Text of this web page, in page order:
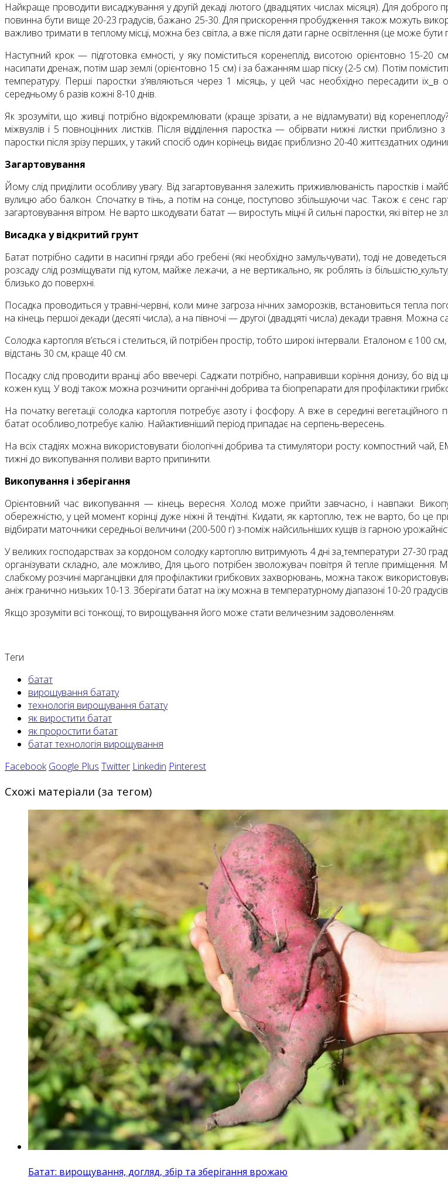
Найкраще проводити висаджування у другій декаді лютого (двадцятих числах місяця). Для
повинна бути вище 20-23 градусів, бажано 25-30. Для прискорення пробудження також можуть
важливо тримати в теплому місці, можна без світла, а вже після дати гарне освітлення (це може бути
Наступний крок — підготовка ємності, у яку поміститься коренеплід, висотою орієнтовно
насипати дренаж, потім шар землі (орієнтовно 15 см) і за бажанням шар піску (2-5 см). Потім
температуру. Перші паростки з’являються через 1 місяць, у цей час необхідно пересадити їх в
середньому 6 разів кожні 8-10 днів.
Як зрозуміти, що живці потрібно відокремлювати (краще зрізати, а не відламувати) від
міжвузлів і 5 повноцінних листків. Після відділення паростка — обірвати нижні листки
паростки після зрізу перших, у такий спосіб один корінець видає приблизно 20-40 життєздатних
Загартовування
Йому слід приділити особливу увагу. Від загартовування залежить приживлюваність паростків і
вулицю або балкон. Спочатку в тінь, а потім на сонце, поступово збільшуючи час. Також є сенс
загартовування вітром. Не варто шкодувати батат — виростуть міцні й сильні паростки, які вітер не
Висадка у відкритий грунт
Батат потрібно садити в насипні гряди або гребені (які необхідно замульчувати), тоді не
розсаду слід розміщувати під кутом, майже лежачи, а не вертикально, як роблять із більшістю
близько до поверхні.
Посадка проводиться у травні-червні, коли мине загроза нічних заморозків, встановиться тепла
на кінець першої декади (десяті числа), а на півночі — другої (двадцяті числа) декади травня.
Солодка картопля в’ється і стелиться, їй потрібен простір, тобто широкі інтервали. Еталоном є
відстань 30 см, краще 40 см.
Посадку слід проводити вранці або ввечері. Саджати потрібно, направивши коріння донизу, бо
кожен кущ. У воді також можна розчинити органічні добрива та біопрепарати для профілактики
На початку вегетації солодка картопля потребує азоту і фосфору. А вже в середині
батат особливо потребує калію. Найактивніший період припадає на серпень-вересень.
На всіх стадіях можна використовувати біологічні добрива та стимулятори росту: компостний чай,
тижні до викопування поливи варто припинити.
Викопування і зберігання
Орієнтовний час викопування — кінець вересня. Холод може прийти завчасно, і навпаки.
обережністю, у цей момент корінці дуже ніжні й тендітні. Кидати, як картоплю, теж не варто, бо це
відбирати маточники середньої величини (200-500 г) з-поміж найсильніших кущів із гарною
У великих господарствах за кордоном солодку картоплю витримують 4 дні за температури 27-30
організувати складно, але можливо. Для цього потрібен зволожувач повітря й тепле приміщення.
слабкому розчині марганцівки для профілактики грибкових захворювань, можна також
аніж гранично низьких 10-13. Зберігати батат на їжу можна в температурному діапазоні 10-20
Якщо зрозуміти всі тонкощі, то вирощування його може стати величезним задоволенням.
Теги
батат
вирощування батату
технологія вирощування батату
як виростити батат
як проростити батат
батат технологія вирощування
Facebook Google Plus Twitter Linkedin Pinterest
Схожі матеріали (за тегом)
Батат: вирощування, догляд, збір та зберігання врожаю